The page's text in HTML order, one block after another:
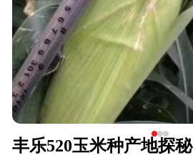
丰乐520玉米种产地探秘